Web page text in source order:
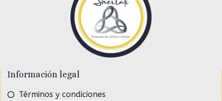
Información legal
Términos y condiciones